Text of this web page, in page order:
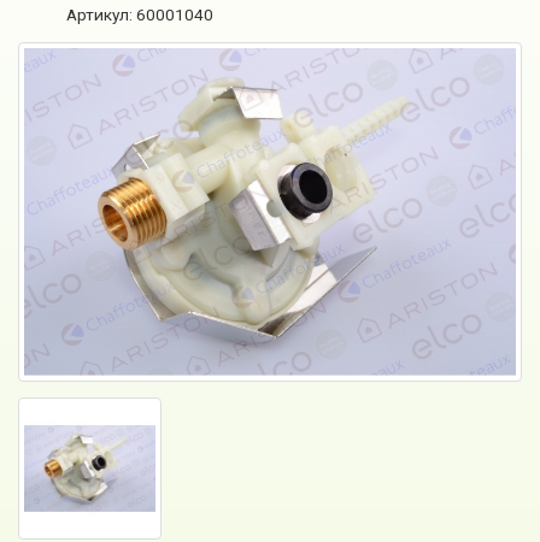
Артикул: 60001040